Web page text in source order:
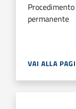
permanente
VAI ALLA